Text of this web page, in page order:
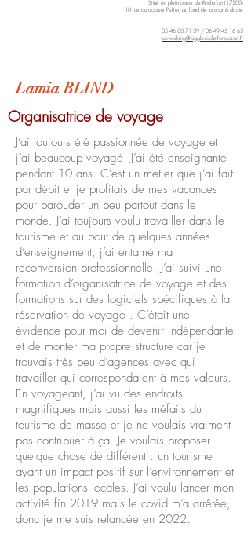
Situé en plein coeur de Rochefort (17300)
10 rue du docteur Peltier, au fond de la cour à droite
05 46 88 71 39 / 06 49 45 16 63
coworking@agglo-rochefortocean.fr
Lamia BLIND
Organisatrice de voyage
J’ai toujours été passionnée de voyage et
j’ai beaucoup voyagé. J’ai été enseignante
pendant 10 ans. C’est un métier que j’ai fait
par dépit et je profitais de mes vacances
pour barouder un peu partout dans le
monde. J’ai toujours voulu travailler dans le
tourisme et au bout de quelques années
d’enseignement, j’ai entamé ma
reconversion professionnelle. J’ai suivi une
formation d’organisatrice de voyage et des
formations sur des logiciels spécifiques à la
réservation de voyage . C’était une
évidence pour moi de devenir indépendante
et de monter ma propre structure car je
trouvais très peu d’agences avec qui
travailler qui correspondaient à mes valeurs.
En voyageant, j’ai vu des endroits
magnifiques mais aussi les méfaits du
tourisme de masse et je ne voulais vraiment
pas contribuer à ça. Je voulais proposer
quelque chose de différent : un tourisme
ayant un impact positif sur l’environnement et
les populations locales. J’ai voulu lancer mon
activité fin 2019 mais le covid m’a arrêtée,
donc je me suis relancée en 2022.